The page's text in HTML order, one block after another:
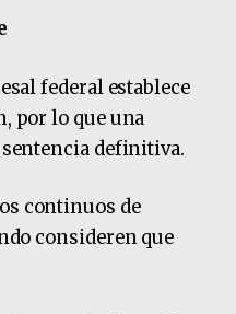
federal establece
por lo que una
definitiva.
continuos de
consideren que